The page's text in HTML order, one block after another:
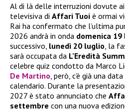
Al di là delle interruzioni dovute
televisiva di Affari Tuoi è ormai
Rai ha confermato che l’ultima
2026 andrà in onda domenica 19
successivo, lunedì 20 luglio , la
sarà occupata da L’Eredità
celebre quiz condotto da Marco
De Martino , però, c’è già una
calendario. Durante la
2027 è stato annunciato che
settembre con una nuova